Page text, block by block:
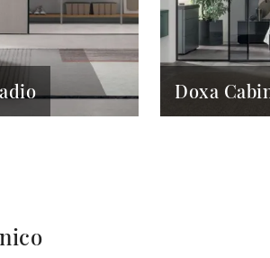
Doxa